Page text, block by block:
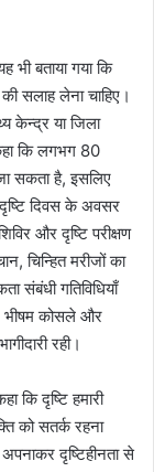
भी बताया गया कि
सलाह लेना चाहिए।
केन्द्र या जिला
कि लगभग 80
सकता है, इसलिए
दिवस के अवसर
और दृष्टि परीक्षण
चिन्हित मरीजों का
संबंधी गतिविधियाँ
कोसले और
रही।
कि दृष्टि हमारी
को सतर्क रहना
दृष्टिहीनता से